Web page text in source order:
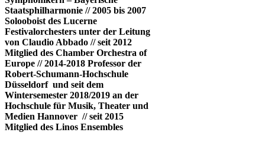
Staatsphilharmonie // 2005 bis 2007
Solooboist des Lucerne
Festivalorchesters unter der Leitung
von Claudio Abbado // seit 2012
Mitglied des Chamber Orchestra of
Europe // 2014-2018 Professor der
Robert-Schumann-Hochschule
Düsseldorf und seit dem
Wintersemester 2018/2019 an der
Hochschule für Musik, Theater und
Medien Hannover // seit 2015
Mitglied des Linos Ensembles